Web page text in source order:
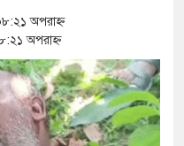
কারবারী
অপরাহ্ন
অপরাহ্ন